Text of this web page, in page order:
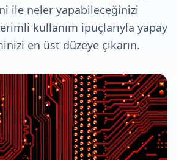
ile neler yapabileceğinizi
kullanım ipuçlarıyla yapay
en üst düzeye çıkarın.